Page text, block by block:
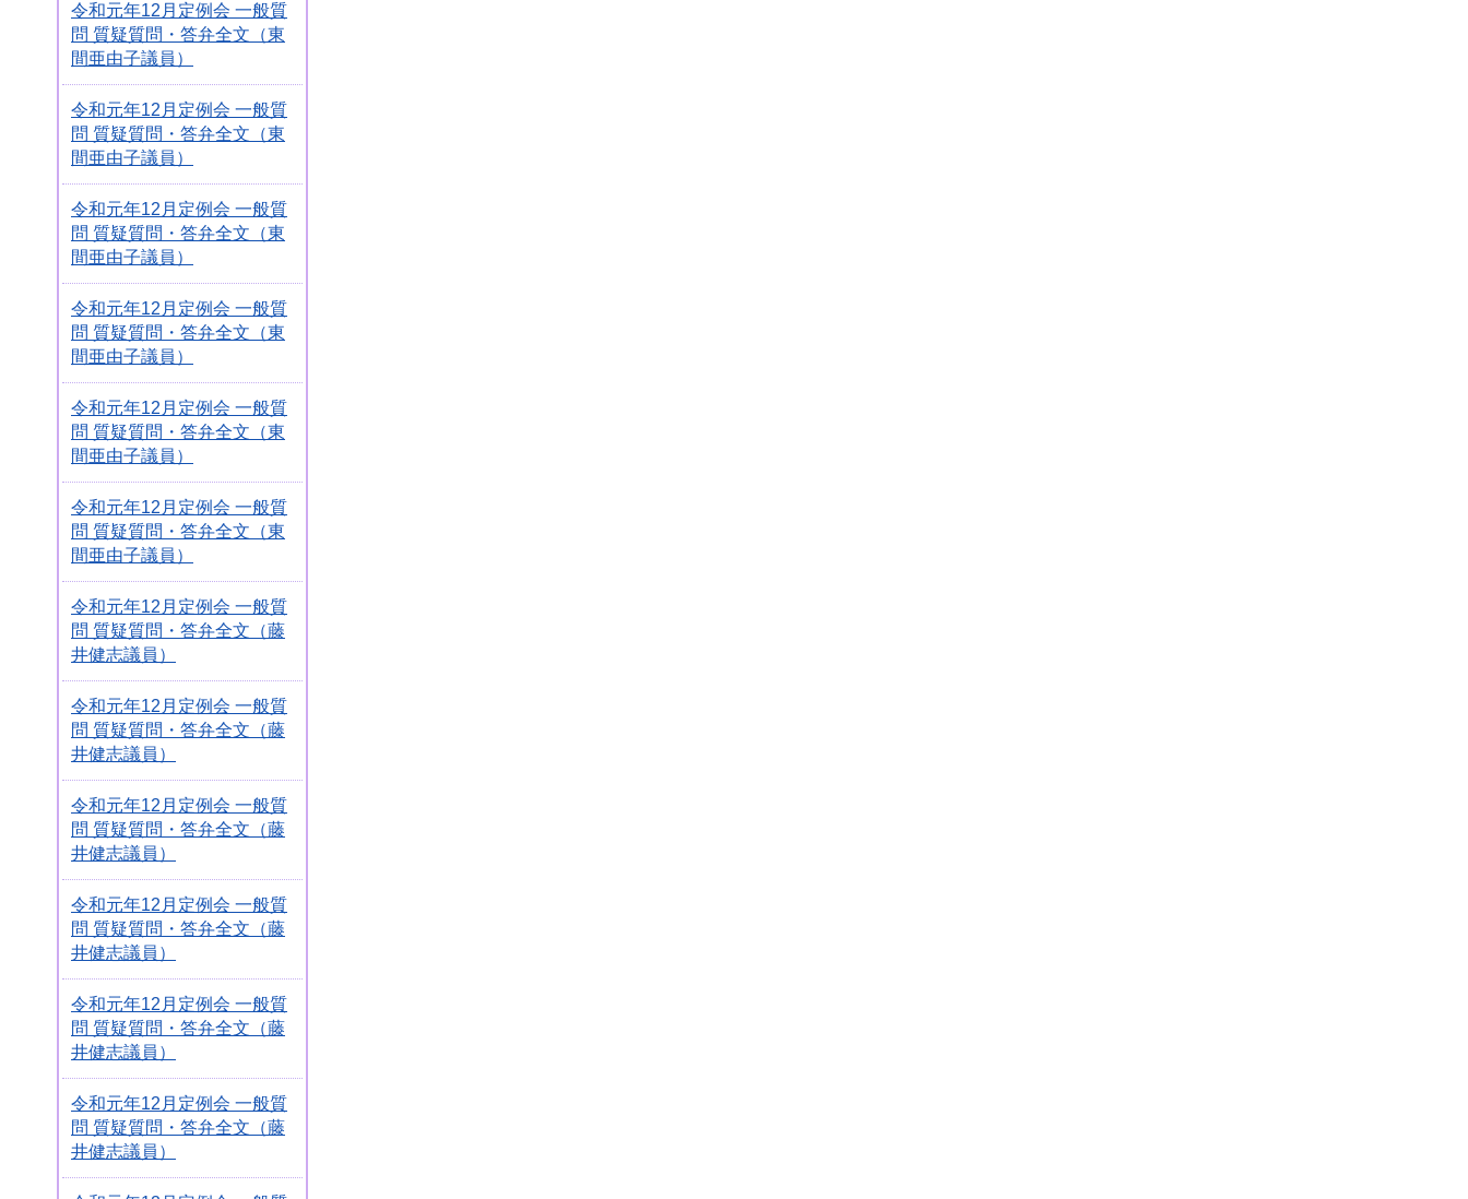
令和元年12月定例会 一般質
問 質疑質問・答弁全文（東
間亜由子議員）
令和元年12月定例会 一般質
問 質疑質問・答弁全文（東
間亜由子議員）
令和元年12月定例会 一般質
問 質疑質問・答弁全文（東
間亜由子議員）
令和元年12月定例会 一般質
問 質疑質問・答弁全文（東
間亜由子議員）
令和元年12月定例会 一般質
問 質疑質問・答弁全文（東
間亜由子議員）
令和元年12月定例会 一般質
問 質疑質問・答弁全文（東
間亜由子議員）
令和元年12月定例会 一般質
問 質疑質問・答弁全文（藤
井健志議員）
令和元年12月定例会 一般質
問 質疑質問・答弁全文（藤
井健志議員）
令和元年12月定例会 一般質
問 質疑質問・答弁全文（藤
井健志議員）
令和元年12月定例会 一般質
問 質疑質問・答弁全文（藤
井健志議員）
令和元年12月定例会 一般質
問 質疑質問・答弁全文（藤
井健志議員）
令和元年12月定例会 一般質
問 質疑質問・答弁全文（藤
井健志議員）